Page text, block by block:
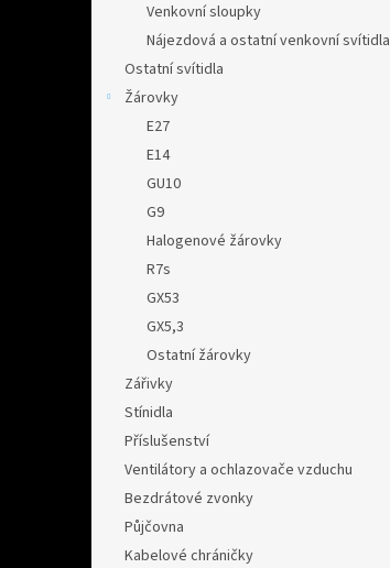
Venkovní sloupky
Nájezdová a ostatní venkovní svítidla
Ostatní svítidla
Žárovky
E27
E14
GU10
G9
Halogenové žárovky
R7s
GX53
GX5,3
Ostatní žárovky
Zářivky
Stínidla
Příslušenství
Ventilátory a ochlazovače vzduchu
Bezdrátové zvonky
Půjčovna
Kabelové chráničky